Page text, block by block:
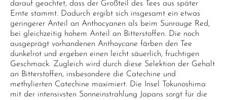
darauf geachtet, dass der Großteil des Tees aus später
Ernte stammt. Dadurch ergibt sich insgesamt ein etwas
geringerer Anteil an Anthocyanen als beim Sunrouge Red,
bei gleichzeitig hohem Anteil an Bitterstoffen. Die noch
ausgeprägt vorhandenen Anthoycane färben den Tee
dunkelrot und ergeben einen leicht säuerlich, fruchtigen
Geschmack. Zugleich wird durch diese Selektion der Gehalt
an Bitterstoffen, insbesondere die Catechine und
methylierten Catechine maximiert. Die Insel Tokunoshima
mit der intensivsten Sonneinstrahlung Japans sorgt für die